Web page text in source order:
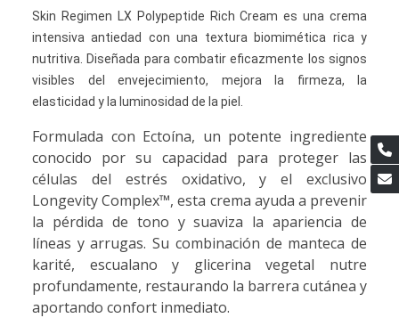
Skin Regimen LX Polypeptide Rich Cream es una crema
intensiva antiedad con una textura biomimética rica y
nutritiva. Diseñada para combatir eficazmente los signos
visibles del envejecimiento, mejora la firmeza, la
elasticidad y la luminosidad de la piel.
Formulada con Ectoína, un potente ingrediente
conocido por su capacidad para proteger las
células del estrés oxidativo, y el exclusivo
Longevity Complex™, esta crema ayuda a prevenir
la pérdida de tono y suaviza la apariencia de
líneas y arrugas. Su combinación de manteca de
karité, escualano y glicerina vegetal nutre
profundamente, restaurando la barrera cutánea y
aportando confort inmediato.